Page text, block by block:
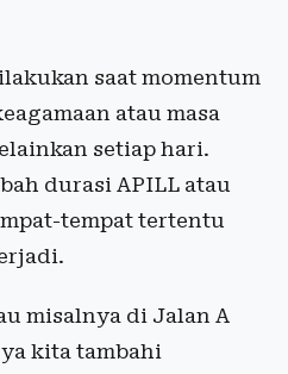
saat momentum
atau masa
setiap hari.
durasi APILL atau
tempat tertentu
misalnya di Jalan A
kita tambahi